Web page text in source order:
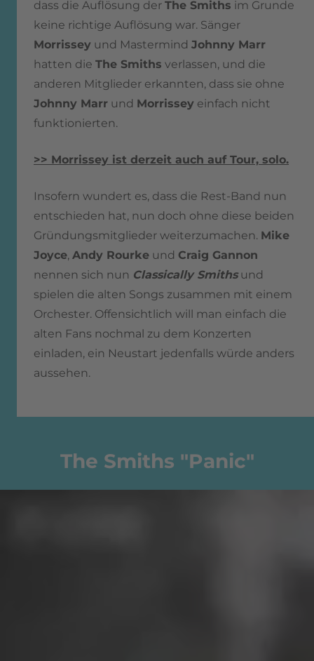
dass die Auflösung der The Smiths im Grunde
keine richtige Auflösung war. Sänger
Morrissey und Mastermind Johnny Marr
hatten die The Smiths verlassen, und die
anderen Mitglieder erkannten, dass sie ohne
Johnny Marr und Morrissey einfach nicht
funktionierten.
>> Morrissey ist derzeit auch auf Tour, solo.
Insofern wundert es, dass die Rest-Band nun
entschieden hat, nun doch ohne diese beiden
Gründungsmitglieder weiterzumachen. Mike
Joyce, Andy Rourke und Craig Gannon
nennen sich nun Classically Smithsund
spielen die alten Songs zusammen mit einem
Orchester. Offensichtlich will man einfach die
alten Fans nochmal zu dem Konzerten
einladen, ein Neustart jedenfalls würde anders
aussehen.
The Smiths "Panic"